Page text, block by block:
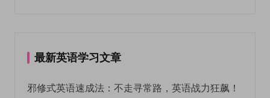
最新英语学习文章
邪修式英语速成法：不走寻常路，英语战力狂飙！